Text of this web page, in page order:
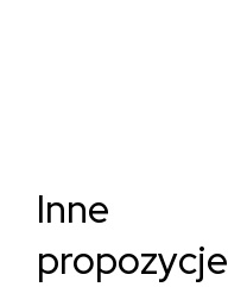
Inne
propozycje